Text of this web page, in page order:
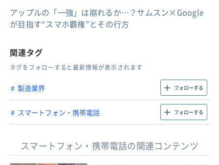
アップルの「一強」は崩れるか…？サムスン×Google
が目指す“スマホ覇権”とその行方
関連タグ
タグをフォローすると最新情報が表示されます
製造業界 フォローする
スマートフォン・携帯電話 フォローする
スマートフォン・携帯電話の関連コンテンツ